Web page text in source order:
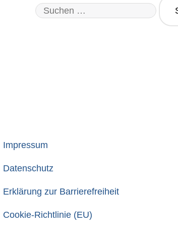
Impressum
Datenschutz
Erklärung zur Barrierefreiheit
Cookie-Richtlinie (EU)